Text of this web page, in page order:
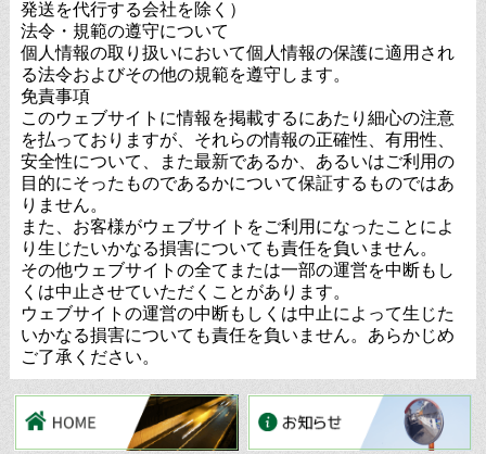
発送を代行する会社を除く）
法令・規範の遵守について
個人情報の取り扱いにおいて個人情報の保護に適用され
る法令およびその他の規範を遵守します。
免責事項
このウェブサイトに情報を掲載するにあたり細心の注意
を払っておりますが、それらの情報の正確性、有用性、
安全性について、また最新であるか、あるいはご利用の
目的にそったものであるかについて保証するものではあ
りません。
また、お客様がウェブサイトをご利用になったことによ
り生じたいかなる損害についても責任を負いません。
その他ウェブサイトの全てまたは一部の運営を中断もし
くは中止させていただくことがあります。
ウェブサイトの運営の中断もしくは中止によって生じた
いかなる損害についても責任を負いません。あらかじめ
ご了承ください。